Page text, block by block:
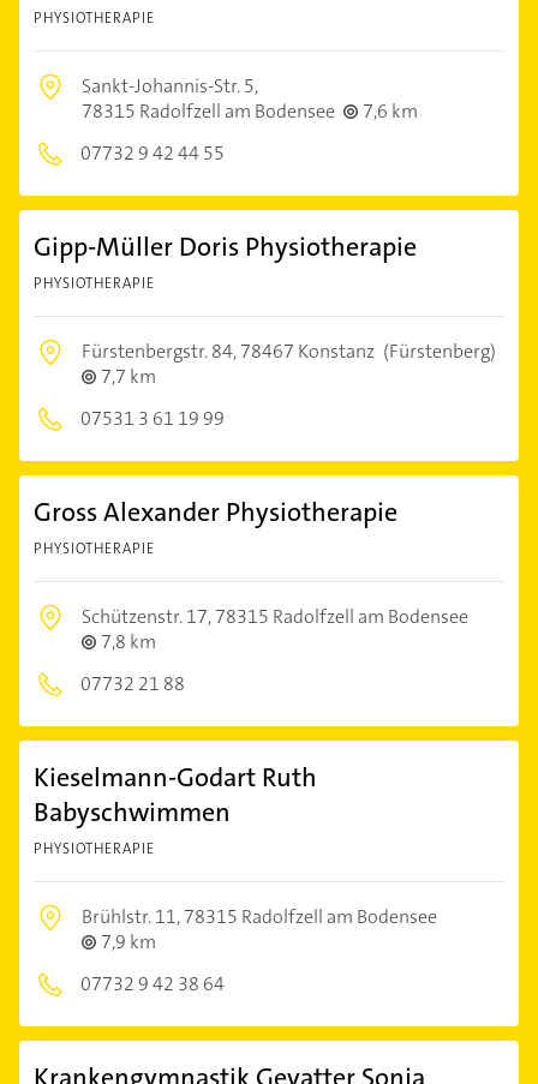
PHYSIOTHERAPIE
Sankt-Johannis-Str. 5,
78315 Radolfzell am Bodensee
7,6 km
07732 9 42 44 55
Gipp-Müller Doris Physiotherapie
PHYSIOTHERAPIE
Fürstenbergstr. 84,78467 Konstanz (Fürstenberg)
7,7 km
07531 3 61 19 99
Gross Alexander Physiotherapie
PHYSIOTHERAPIE
Schützenstr. 17,78315 Radolfzell am Bodensee
7,8 km
07732 21 88
Kieselmann-Godart Ruth
Babyschwimmen
PHYSIOTHERAPIE
Brühlstr. 11,78315 Radolfzell am Bodensee
7,9 km
07732 9 42 38 64
Krankengymnastik Gevatter Sonja